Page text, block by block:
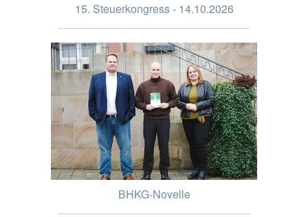
15. Steuerkongress - 14.10.2026
BHKG-Novelle